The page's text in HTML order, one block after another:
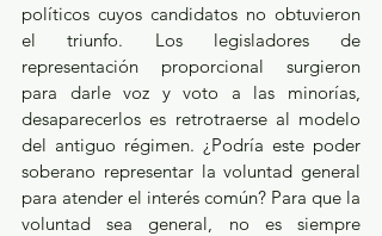
políticos cuyos candidatos no obtuvieron
el triunfo. Los legisladores de
representación proporcional surgieron
para darle voz y voto a las minorías,
desaparecerlos es retrotraerse al modelo
del antiguo régimen. ¿Podría este poder
soberano representar la voluntad general
para atender el interés común? Para que la
voluntad sea general, no es siempre